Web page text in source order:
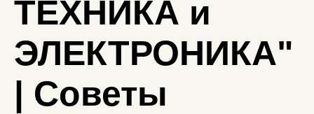
ТЕХНИКА и
ЭЛЕКТРОНИКА"
| Советы